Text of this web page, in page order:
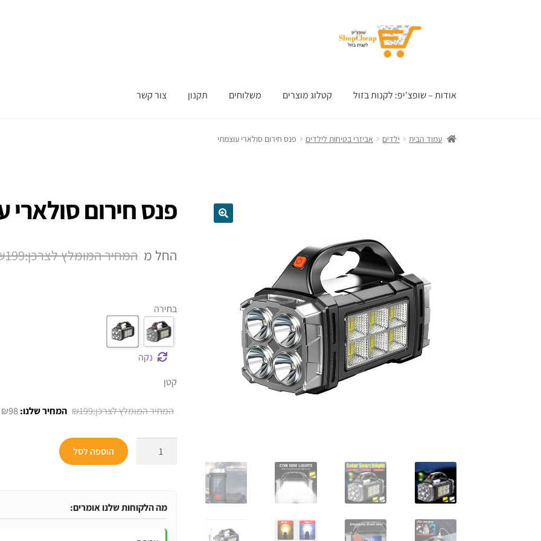
אודות – שופצ'יפ: לקנות בזול קטלוג מוצרים משלוחים תקנון צור קשר
עמוד הבית ילדים אביזרי בטיחות לילדים פנס חירום סולארי עוצמתי
פנס חירום סולארי
החל מ 199
בחירה
נקה
קטן
₪199
המחיר
היה:
₪199.
₪98
סולארי
הוספה לסל
מה הלקוחות שלנו אומרים: